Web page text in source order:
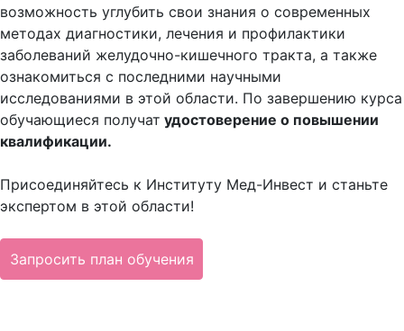
возможность углубить свои знания о современных
методах диагностики, лечения и профилактики
заболеваний желудочно-кишечного тракта, а также
ознакомиться с последними научными
исследованиями в этой области. По завершению курса
обучающиеся получат удостоверение о повышении
квалификации.
Присоединяйтесь к Институту Мед-Инвест и станьте
экспертом в этой области!
Запросить план обучения